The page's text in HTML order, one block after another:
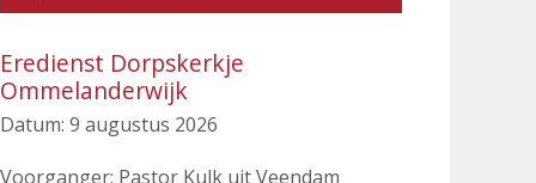
Eredienst Dorpskerkje
Ommelanderwijk
Datum: 9 augustus 2026
Voorganger: Pastor Kulk uit Veendam